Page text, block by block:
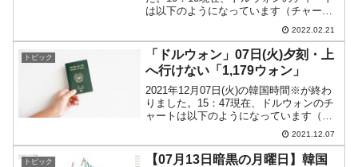
は以下のようになっています（チャート
は『Investing.com』より引用）。陽線で
すが、すでに上が削られています。現在
のところ「1ドル＝1,196ウォン...
2022.02.21
トピック
「ドルウォン」07日(火)夕刻・上
へ行けない「1,179ウォン」
2021年12月07日(火)の韓国時間※が終わ
りました。15：47現在、ドルウォンのチ
ャートは以下のようになっています（チ
ャートは『Investing.com』より引用）。
陰線が長くなりました。「上がらなきゃ
下がる」です。「1ドル＝1,17...
2021.12.07
トピック
【07月13日暗黒の月曜日】韓国